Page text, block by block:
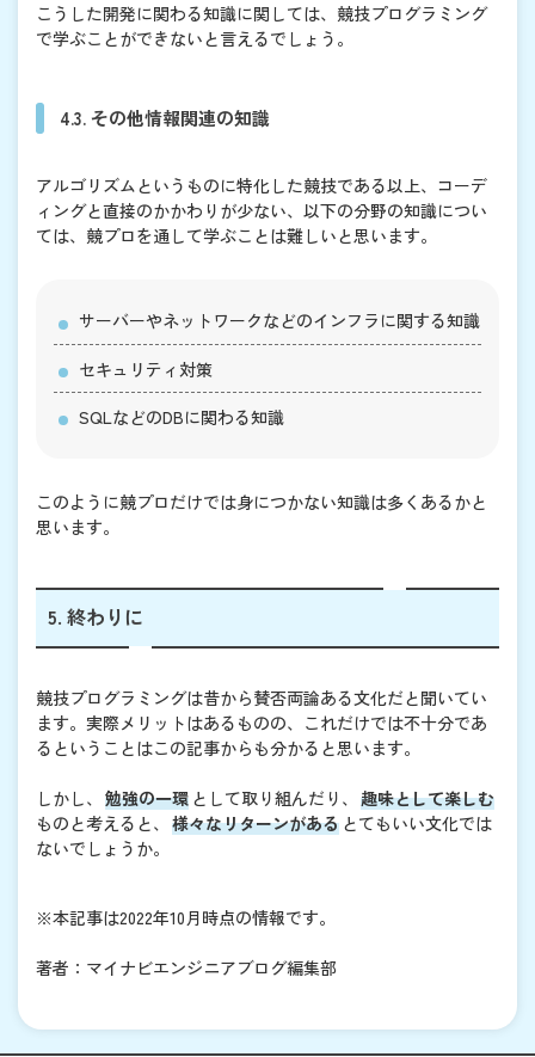
こうした開発に関わる知識に関しては、競技プログラミング
で学ぶことができないと言えるでしょう。
4.3. その他情報関連の知識
アルゴリズムというものに特化した競技である以上、コーデ
ィングと直接のかかわりが少ない、以下の分野の知識につい
ては、競プロを通して学ぶことは難しいと思います。
サーバーやネットワークなどのインフラに関する知識
セキュリティ対策
SQLなどのDBに関わる知識
このように競プロだけでは身につかない知識は多くあるかと
思います。
5. 終わりに
競技プログラミングは昔から賛否両論ある文化だと聞いてい
ます。実際メリットはあるものの、これだけでは不十分であ
るということはこの記事からも分かると思います。
しかし、 勉強の一環 として取り組んだり、 趣味として楽しむ
ものと考えると、 様々なリターンがある とてもいい文化では
ないでしょうか。
※本記事は2022年10月時点の情報です。
著者：マイナビエンジニアブログ編集部